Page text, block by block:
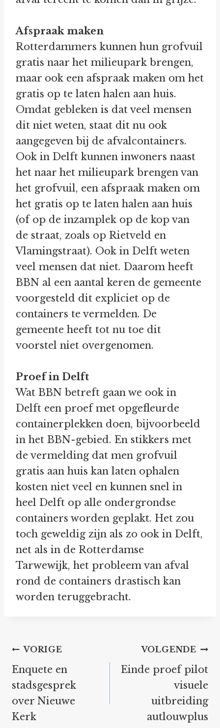
Afspraak maken
Rotterdammers kunnen hun grofvuil
gratis naar het milieupark brengen,
maar ook een afspraak maken om het
gratis op te laten halen aan huis.
Omdat gebleken is dat veel mensen
dit niet weten, staat dit nu ook
aangegeven bij de afvalcontainers.
Ook in Delft kunnen inwoners naast
het naar het milieupark brengen van
het grofvuil, een afspraak maken om
het gratis op te laten halen aan huis
(of op de inzamplek op de kop van
de straat, zoals op Rietveld en
Vlamingstraat). Ook in Delft weten
veel mensen dat niet. Daarom heeft
BBN al een aantal keren de gemeente
voorgesteld dit expliciet op de
containers te vermelden. De
gemeente heeft tot nu toe dit
voorstel niet overgenomen.
Proef in Delft
Wat BBN betreft gaan we ook in
Delft een proef met opgefleurde
containerplekken doen, bijvoorbeeld
in het BBN-gebied. En stikkers met
de vermelding dat men grofvuil
gratis aan huis kan laten ophalen
kosten niet veel en kunnen snel in
heel Delft op alle ondergrondse
containers worden geplakt. Het zou
toch geweldig zijn als zo ook in Delft,
net als in de Rotterdamse
Tarwewijk, het probleem van afval
rond de containers drastisch kan
worden teruggebracht.
Bericht
navigatie
VORIGE
Enquete en
stadsgesprek
over Nieuwe
Kerk
VOLGENDE
Einde proef pilot
visuele
uitbreiding
autlouwplus